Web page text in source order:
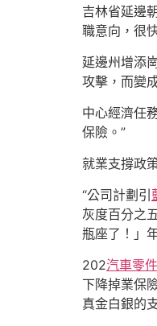
吉林省延邊
職意向，很
延邊州增添
攻擊，而變
中心經濟任
保險。”
就業支撐政
“公司計劃引
灰度百分之
瓶座了！」
202汽車零
下降掉業保
真金白銀的